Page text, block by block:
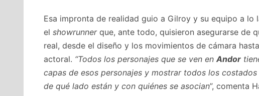
Esa impronta de realidad guio a Gilroy y su equipo a
el showrunner que, ante todo, quisieron asegurarse de
real, desde el diseño y los movimientos de cámara
actoral. “Todos los personajes que se ven en Andor
capas de esos personajes y mostrar todos los
de qué lado están y con quiénes se asocian”, comenta